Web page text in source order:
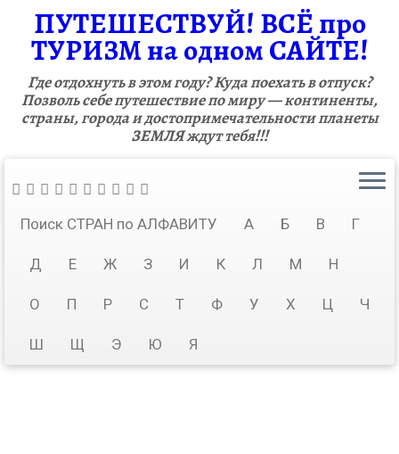
ПУТЕШЕСТВУЙ! ВСЁ про
ТУРИЗМ на одном САЙТЕ!
Где отдохнуть в этом году? Куда поехать в отпуск?
Позволь себе путешествие по миру — континенты,
страны, города и достопримечательности планеты
ЗЕМЛЯ ждут тебя!!!
Поиск СТРАН по АЛФАВИТУ А Б В Г
Д Е Ж З И К Л М Н
О П Р С Т Ф У Х Ц Ч
Ш Щ Э Ю Я